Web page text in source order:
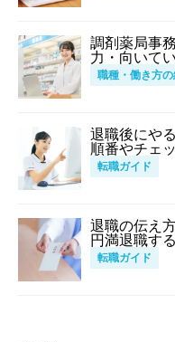
調剤薬局事
力・向いて
職種・働き方
退職後にや
順番やチェ
転職ガイド
退職の伝え
円満退職す
転職ガイド